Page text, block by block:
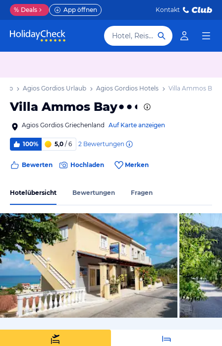
% Deals App öffnen Kontakt
Hotel, Reiseziel
Agios Gordios Urlaub Agios Gordios Hotels Villa Ammos Bay
Villa Ammos Bay
Agios Gordios Griechenland Auf Karte anzeigen
100% 5,0 / 6 2 Bewertungen
Bewerten Hochladen Merken
Hotelübersicht Bewertungen Fragen
von